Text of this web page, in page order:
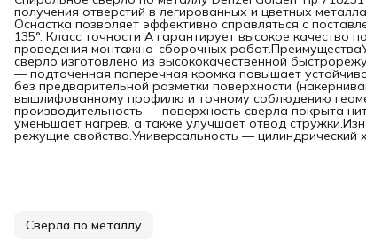
получения отверстий в легированных и цветных
Оснастка позволяет эффективно справляться с
135°. Класс точности A гарантирует высокое качество
проведения монтажно-сборочных
сверло изготовлено из высококачественной
— подточенная поперечная кромка повышает
без предварительной разметки поверхности
вышлифованному профилю и точному соблюдению
производительность — поверхность сверла покрыта
уменьшает нагрев, а также улучшает отвод
режущие свойства.Универсальность — цилиндрический
Сверла по металлу